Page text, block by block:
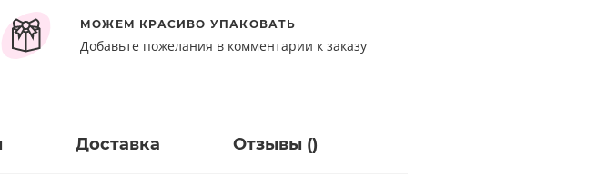
МОЖЕМ КРАСИВО УПАКОВАТЬ
Добавьте пожелания в комментарии к заказу
Доставка Отзывы ()